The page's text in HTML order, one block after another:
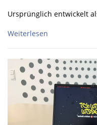
Ursprünglich entwickelt
Weiterlesen